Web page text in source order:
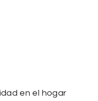
en el hogar